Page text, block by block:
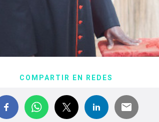
COMPARTIR EN REDES